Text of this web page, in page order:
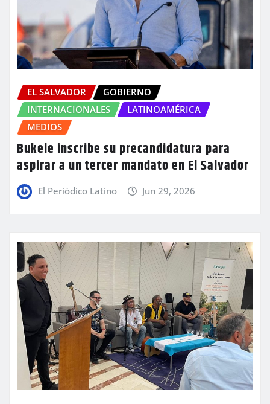
EL SALVADOR
GOBIERNO
INTERNACIONALES
LATINOAMÉRICA
MEDIOS
Bukele inscribe su precandidatura para
aspirar a un tercer mandato en El Salvador
El Periódico Latino Jun 29, 2026